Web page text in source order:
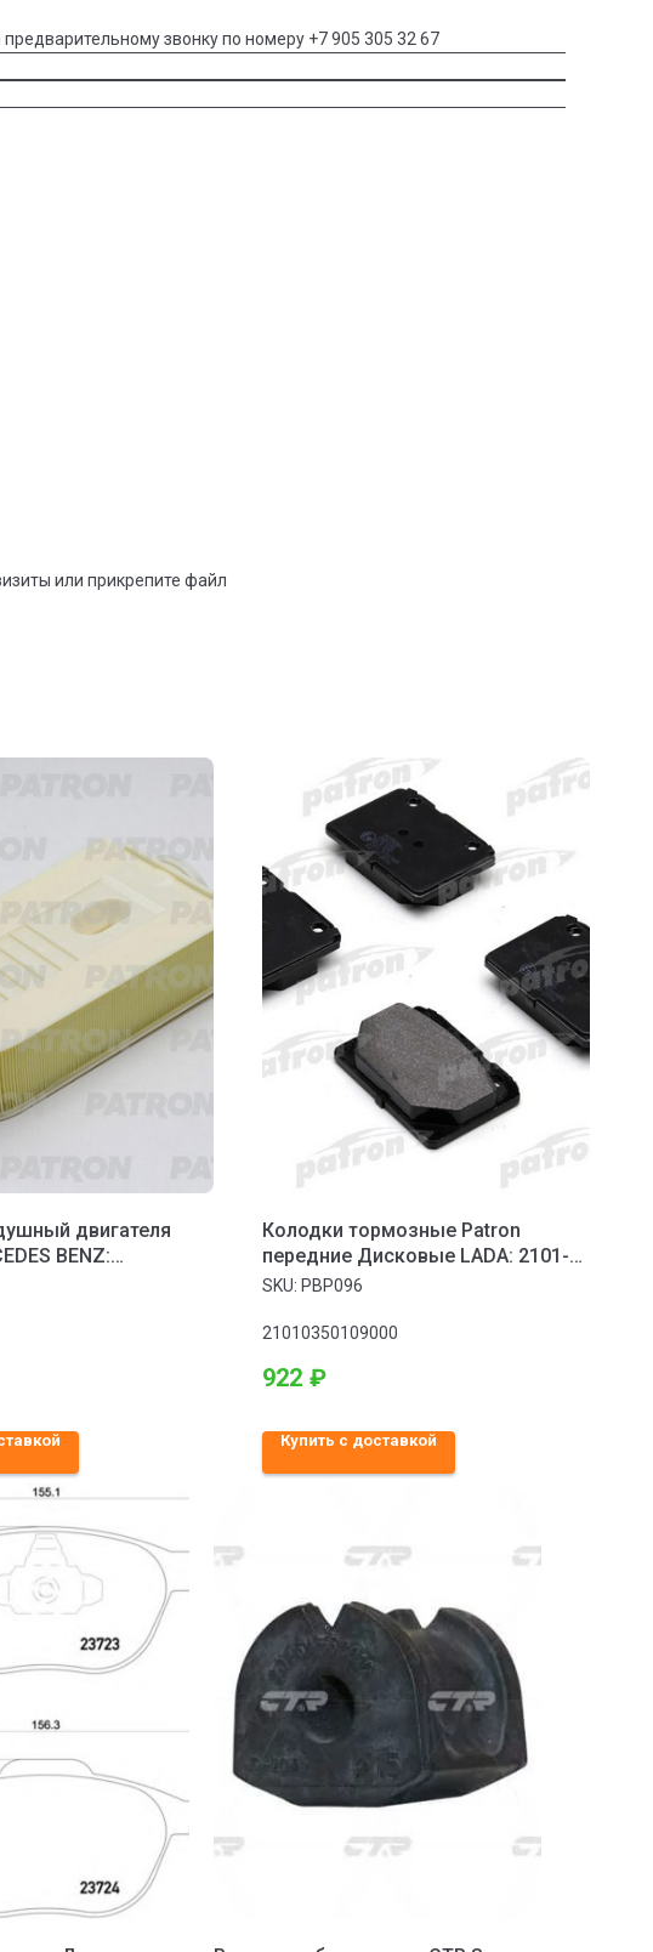
звонку по номеру +7 905 305 32 67
или прикрепите файл
двигателя
BENZ:
Колодки тормозные Patron
передние Дисковые LADA: 2101-
06 1.2-1.6 70>
SKU: PBP096
21010350109000
922 ₽
Купить с доставкой